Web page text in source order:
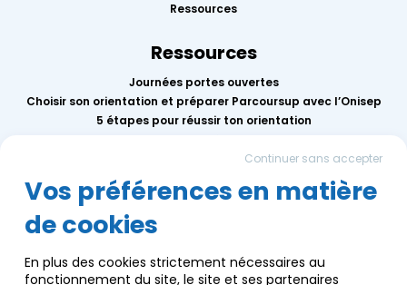
Ressources
Ressources
Journées portes ouvertes
Choisir son orientation et préparer Parcoursup avec l’Onisep
5 étapes pour réussir ton orientation
Mercredis de l’orientation
Calendrier des événements AEF info
Groupe AEF
Nous contacter
Continuer sans accepter
Vos préférences en matière
de cookies
En plus des cookies strictement nécessaires au
fonctionnement du site, le site et ses partenaires